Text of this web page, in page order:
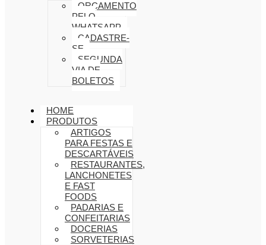
ORÇAMENTO
PELO
WHATSAPP
CADASTRE-
SE
SEGUNDA
VIA DE
BOLETOS
HOME
PRODUTOS
ARTIGOS
PARA FESTAS E
DESCARTÁVEIS
RESTAURANTES,
LANCHONETES
E FAST
FOODS
PADARIAS E
CONFEITARIAS
DOCERIAS
SORVETERIAS